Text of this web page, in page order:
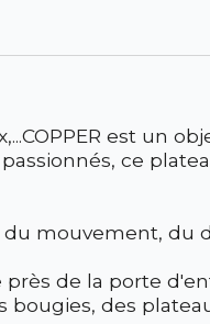
est un
ce
mouvement, du
près de la porte
des